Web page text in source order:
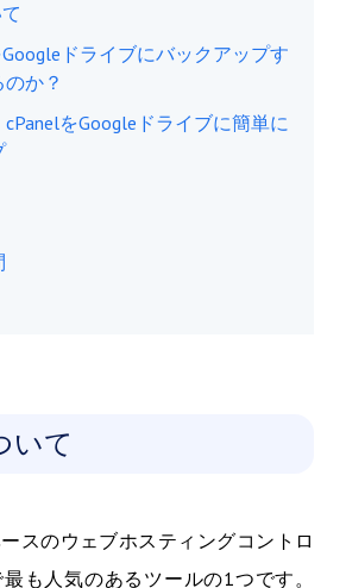
ドライブにバックアップす
か？
cPanelをGoogleドライブに簡単に
いて
スのウェブホスティングコントロ
も人気のあるツールの1つです。